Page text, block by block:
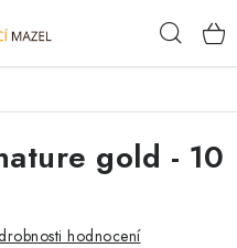
gold - 10
hodnocení